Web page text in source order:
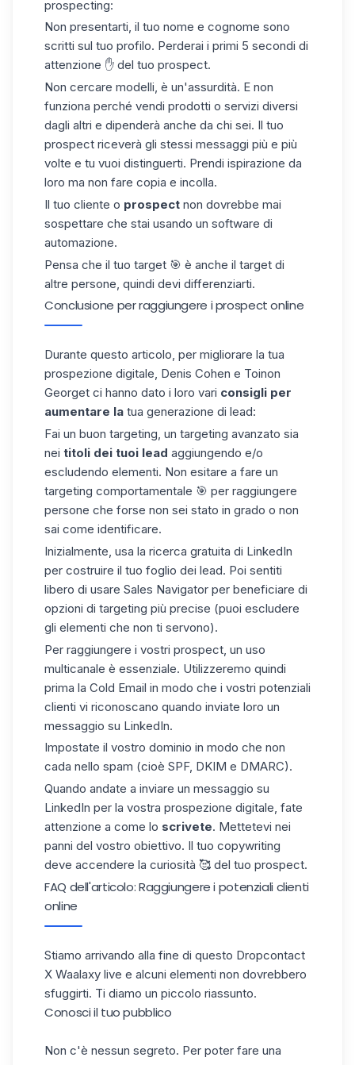
prospecting:
Non presentarti, il tuo nome e cognome sono
scritti sul tuo profilo. Perderai i primi 5 secondi di
attenzione ✋ del tuo prospect.
Non cercare modelli, è un'assurdità. E non
funziona perché vendi prodotti o servizi diversi
dagli altri e dipenderà anche da chi sei. Il tuo
prospect riceverà gli stessi messaggi più e più
volte e tu vuoi distinguerti. Prendi ispirazione da
loro ma non fare copia e incolla.
Il tuo cliente o prospect non dovrebbe mai
sospettare che stai usando un software di
automazione.
Pensa che il tuo target 🎯 è anche il target di
altre persone, quindi devi differenziarti.
Conclusione per raggiungere i prospect online
Durante questo articolo, per migliorare la tua
prospezione digitale, Denis Cohen e Toinon
Georget ci hanno dato i loro vari consigli per
aumentare la tua generazione di lead:
Fai un buon targeting, un targeting avanzato sia
nei titoli dei tuoi lead aggiungendo e/o
escludendo elementi. Non esitare a fare un
targeting comportamentale 🎯 per raggiungere
persone che forse non sei stato in grado o non
sai come identificare.
Inizialmente, usa la ricerca gratuita di LinkedIn
per costruire il tuo foglio dei lead. Poi sentiti
libero di usare Sales Navigator per beneficiare di
opzioni di targeting più precise (puoi escludere
gli elementi che non ti servono).
Per raggiungere i vostri prospect, un uso
multicanale è essenziale. Utilizzeremo quindi
prima la Cold Email in modo che i vostri potenziali
clienti vi riconoscano quando inviate loro un
messaggio su LinkedIn.
Impostate il vostro dominio in modo che non
cada nello spam (cioè SPF, DKIM e DMARC).
Quando andate a inviare un messaggio su
LinkedIn per la vostra prospezione digitale, fate
attenzione a come lo scrivete. Mettetevi nei
panni del vostro obiettivo. Il tuo copywriting
deve accendere la curiosità 🥰 del tuo prospect.
FAQ dell'articolo: Raggiungere i potenziali clienti
online
Stiamo arrivando alla fine di questo Dropcontact
X Waalaxy live e alcuni elementi non dovrebbero
sfuggirti. Ti diamo un piccolo riassunto.
Conosci il tuo pubblico
Non c'è nessun segreto. Per poter fare una